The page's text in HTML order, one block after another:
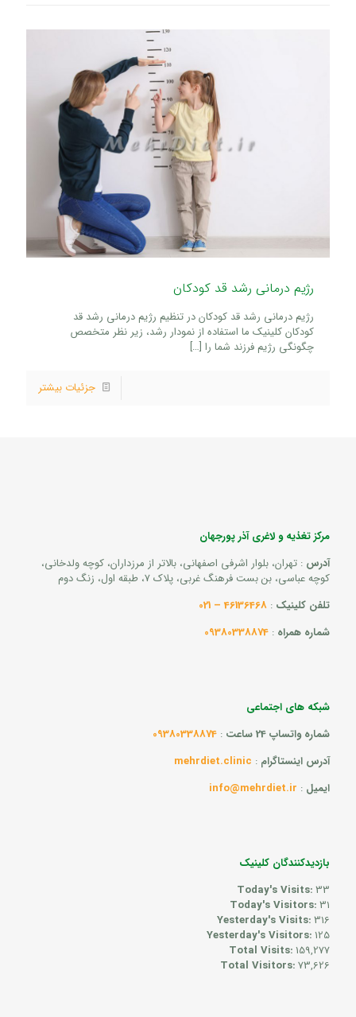
رژیم درمانی رشد قد کودکان
رژیم درمانی رشد قد کودکان در تنظیم رژیم درمانی رشد قد
کودکان کلینیک ما استفاده از نمودار رشد، زیر نظر متخصص
چگونگی رژیم فرزند شما را […]
جزئیات بیشتر
مرکز تغذیه و لاغری آذر پورجهان
آدرس : تهران، بلوار اشرفی اصفهانی، بالاتر از مرزداران، کوچه ولدخانی،
کوچه عباسی، بن بست فرهنگ غربی، پلاک 7، طبقه اول، زنگ دوم
تلفن کلینیک :
46136468 – 021
شماره همراه :
09380338874
شبکه های اجتماعی
شماره واتساپ 24 ساعت
:
09380338874
آدرس اینستاگرام :
mehrdiet.clinic
ایمیل :
info@mehrdiet.ir
بازدیدکنندگان کلینیک
Today's Visits:33
Today's Visitors:31
Yesterday's Visits:316
Yesterday's Visitors:125
Total Visits:159,277
Total Visitors:73,626